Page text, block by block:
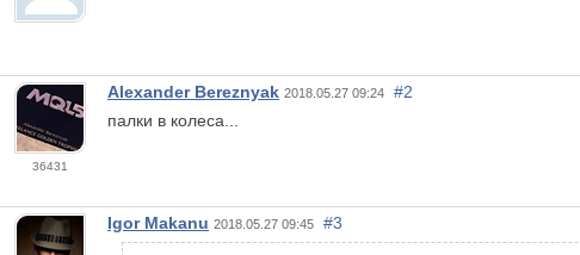
36431
Alexander Bereznyak 2018.05.27 09:24
#2
палки в колеса...
Igor Makanu 2018.05.27 09:45 #3